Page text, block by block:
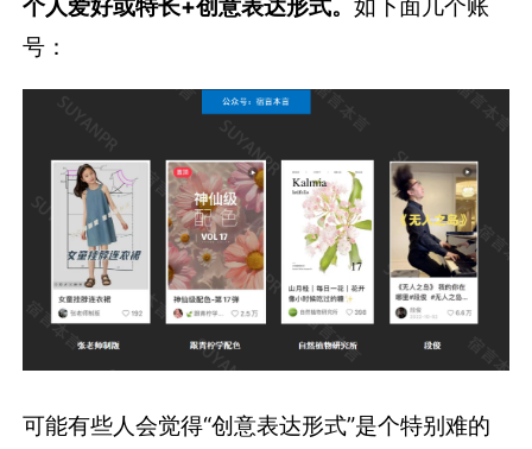
个人爱好或特长+创意表达形式。如下面几个账
号：
可能有些人会觉得“创意表达形式”是个特别难的